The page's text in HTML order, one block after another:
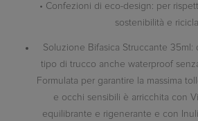
• Confezioni di eco-design: per
sostenibilità e
Soluzione Bifasica Struccante 35ml:
tipo di trucco anche waterproof
Formulata per garantire la massima
e occhi sensibili è arricchita con
equilibrante e rigenerante e con